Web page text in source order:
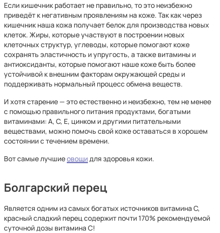
Если кишечник работает не правильно, то это неизбежно
приведёт к негативным проявлениям на коже. Так как через
кишечник наша кожа получает белок для производства новых
клеток. Жиры, которые участвуют в построении новых
клеточных структур, углеводы, которые помогают коже
сохранять эластичность и упругость, а также витамины и
антиоксиданты, которые помогают наше коже быть более
устойчивой к внешним факторам окружающей среды и
поддерживать нормальный процесс обмена веществ.
И хотя старение — это естественно и неизбежно, тем не менее
с помощью правильного питания продуктами, богатыми
витаминами: А, С, Е, цинком и другими питательными
веществами, можно помочь свой коже оставаться в хорошем
состоянии с течением времени.
Вот самые лучшиеовощи для здоровья кожи.
Болгарский перец
Является одним из самых богатых источников витамина С,
красный сладкий перец содержит почти 170% рекомендуемой
суточной дозы витамина С!